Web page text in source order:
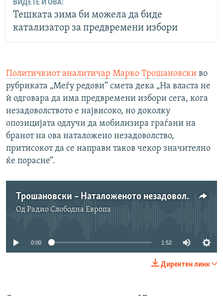
ВИДЕТЕ И ОВА:
Тешката зима би можела да биде
катализатор за предвремени избори
Политичкиот аналитичар Марко Трошановски во
рубриката „Меѓу редови“ смета дека „На власта не
ѝ одговара да има предвремени избори сега, кога
незадоволството е највисоко, но доколку
опозицијата одлучи да мобилизира граѓани на
бранот на ова наталожено незадоволство,
притисокот да се направи таков чекор значително
ќе порасне“.
Трошановски – Наталоженото незадоволство ќе го зголемува притисокот за избори
ОдРадио Слободна Eвропа
No media source currently available
0:00 1:52
Директен линк